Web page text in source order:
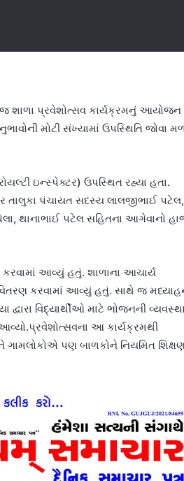
શાળા પ્રવેશોત્સવ કાર્યક્રમનું આયોજન
મોટી સંખ્યામાં ઉપસ્થિતિ જોવા
ઇન્સ્પેક્ટર) ઉપસ્થિત રહ્યા હતા.
તાલુકા પંચાયત સદસ્ય લાલજીભાઈ પટેલ,
થાનાભાઈ પટેલ સહિતના આગેવાનો
કરવામાં આવ્યું હતું. શાળાના આચાર્ય
વિતરણ કરવામાં આવ્યું હતું. સાથે જ
વિદ્યાર્થીઓ માટે ભોજનની વ્યવસ્થા
આ કાર્યક્રમથી
ગામલોકોએ પણ બાળકોને નિયમિત શિક્ષણ